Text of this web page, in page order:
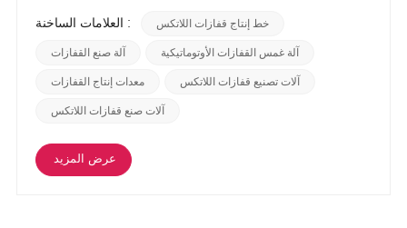
قفازات المطاط الصناعي (مثل النتريل) وقفازات اللاتكس
مصممة بعمليات مختلفة للتعامل مع...
العلامات الساخنة : خط إنتاج قفازات اللاتكس
آلة صنع القفازات آلة غمس القفازات الأوتوماتيكية
معدات إنتاج القفازات آلات تصنيع قفازات اللاتكس
آلات صنع قفازات اللاتكس
عرض المزيد